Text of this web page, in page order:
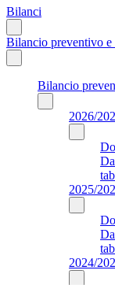
Bilanci
Bilancio preventivo e
Bilancio
2026/
2025/
2024/